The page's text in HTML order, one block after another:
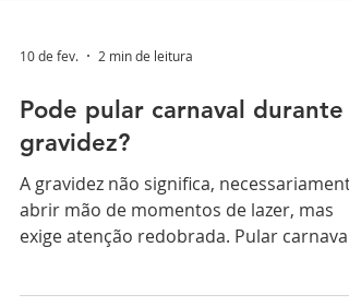
10 de fev. 2 min de leitura
Pode pular carnaval durante a